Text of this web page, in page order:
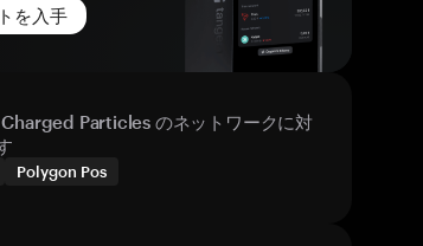
を入手
Particles のネットワークに対
Polygon Pos